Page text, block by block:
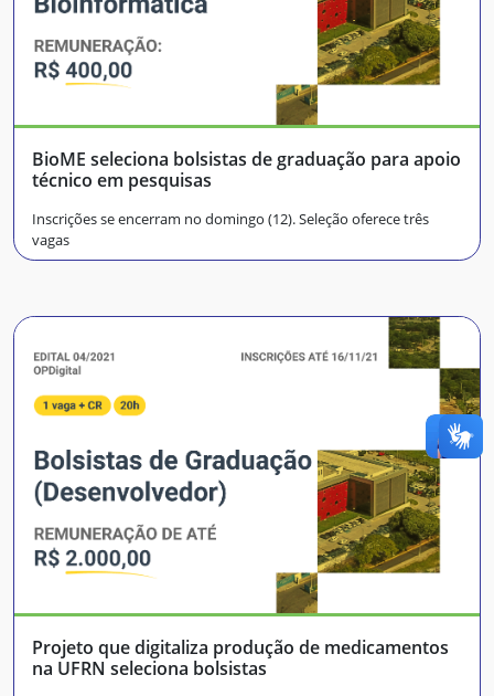
BioME seleciona bolsistas de graduação para apoio
técnico em pesquisas
Inscrições se encerram no domingo (12). Seleção oferece três
vagas
Projeto que digitaliza produção de medicamentos
na UFRN seleciona bolsistas